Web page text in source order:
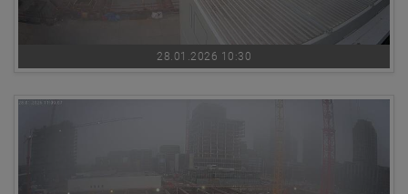
28.01.2026 10:30